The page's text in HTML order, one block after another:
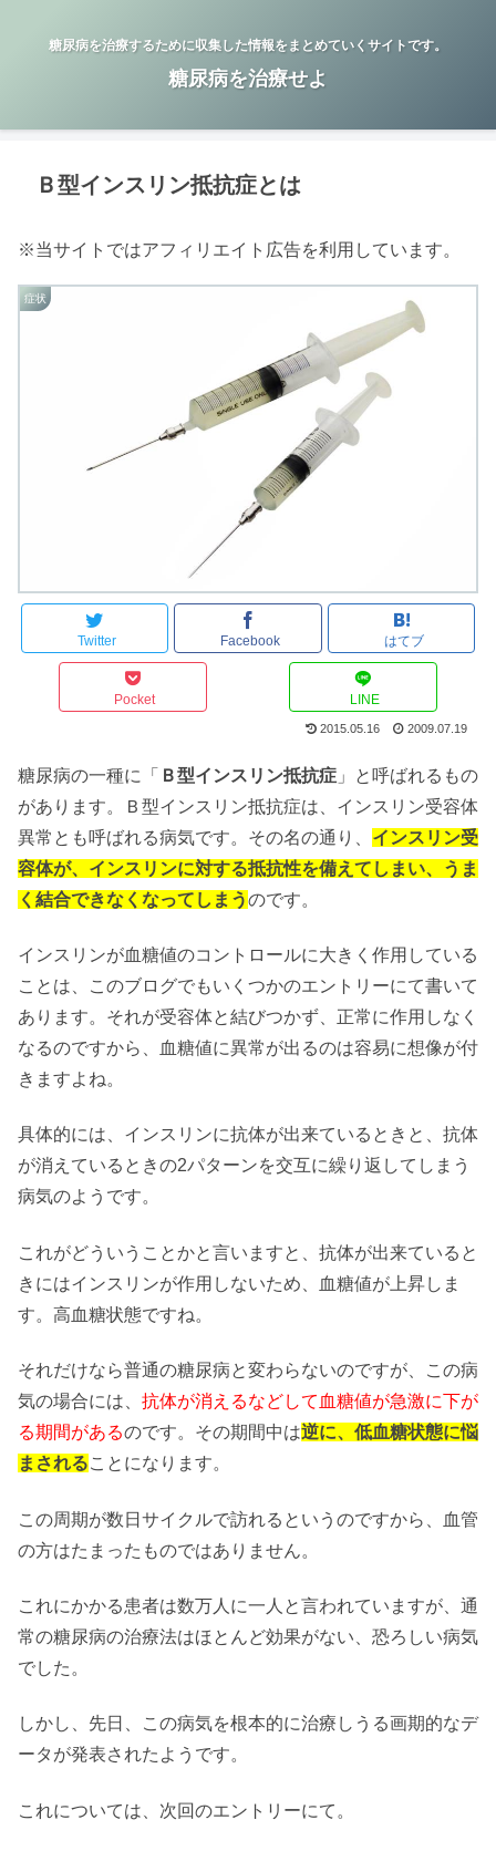
糖尿病を治療するために収集した情報をまとめていくサイトです。
糖尿病を治療せよ
Ｂ型インスリン抵抗症とは
※当サイトではアフィリエイト広告を利用しています。
症状
Twitter Facebook はてブ
Pocket LINE
2015.05.16 2009.07.19
糖尿病の一種に「 Ｂ型インスリン抵抗症 」と呼ばれるもの
があります。Ｂ型インスリン抵抗症は、インスリン受容体
異常とも呼ばれる病気です。その名の通り、 インスリン受
容体が、インスリンに対する抵抗性を備えてしまい、うま
く結合できなくなってしまうのです。
インスリンが血糖値のコントロールに大きく作用している
ことは、このブログでもいくつかのエントリーにて書いて
あります。それが受容体と結びつかず、正常に作用しなく
なるのですから、血糖値に異常が出るのは容易に想像が付
きますよね。
具体的には、インスリンに抗体が出来ているときと、抗体
が消えているときの2パターンを交互に繰り返してしまう
病気のようです。
これがどういうことかと言いますと、抗体が出来ていると
きにはインスリンが作用しないため、血糖値が上昇しま
す。高血糖状態ですね。
それだけなら普通の糖尿病と変わらないのですが、この病
気の場合には、 抗体が消えるなどして血糖値が急激に下が
る期間があるのです。その期間中は逆に、低血糖状態に悩
まされることになります。
この周期が数日サイクルで訪れるというのですから、血管
の方はたまったものではありません。
これにかかる患者は数万人に一人と言われていますが、通
常の糖尿病の治療法はほとんど効果がない、恐ろしい病気
でした。
しかし、先日、この病気を根本的に治療しうる画期的なデ
ータが発表されたようです。
これについては、次回のエントリーにて。